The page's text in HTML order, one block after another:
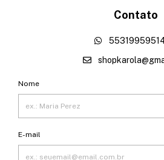
Contato
Nome
E-mail